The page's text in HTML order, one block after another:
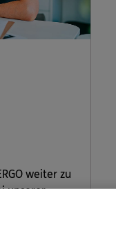
weiter zu
unserer